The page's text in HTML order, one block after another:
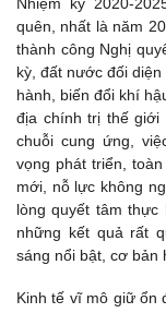
quên, nhất là năm
thành công Nghị
kỳ, đất nước đối
hành, biến đổi khí
địa chính trị thế giới
chuỗi cung ứng,
vọng phát triển,
mới, nỗ lực không
lòng quyết tâm
những kết quả rất
sáng nổi bật, cơ bản
Kinh tế vĩ mô giữ ổn